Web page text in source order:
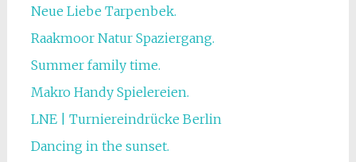
Neue Liebe Tarpenbek.
Raakmoor Natur Spaziergang.
Summer family time.
Makro Handy Spielereien.
LNE | Turniereindrücke Berlin
Dancing in the sunset.